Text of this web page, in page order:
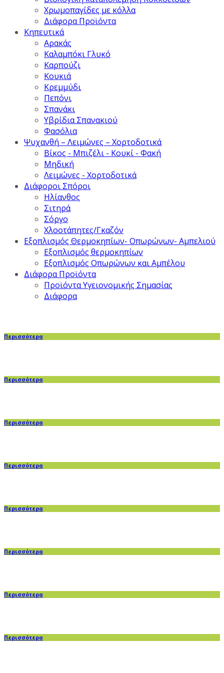
Χρωμοπαγίδες με κόλλα
Διάφορα Προϊόντα
Κηπευτικά
Αρακάς
Καλαμπόκι Γλυκό
Καρπούζι
Κουκιά
Κρεμμύδι
Πεπόνι
Σπανάκι
Υβρίδια Σπανακιού
Φασόλια
Ψυχανθή – Λειμώνες – Χορτοδοτικά
Βίκος - Μπιζέλι - Κουκί - Φακή
Μηδική
Λειμώνες - Χορτοδοτικά
Διάφοροι Σπόροι
Ηλίανθος
Σιτηρά
Σόργο
Χλοοτάπητες/Γκαζόν
Εξοπλισμός Θερμοκηπίων- Οπωρώνων- Αμπελιού
Εξοπλισμός θερμοκηπίων
Εξοπλισμός Οπωρώνων και Αμπέλου
Διάφορα Προϊόντα
Προϊόντα Υγειονομικής Σημασίας
Διάφορα
Περισσότερα
Περισσότερα
Περισσότερα
Περισσότερα
Περισσότερα
Περισσότερα
Περισσότερα
Περισσότερα